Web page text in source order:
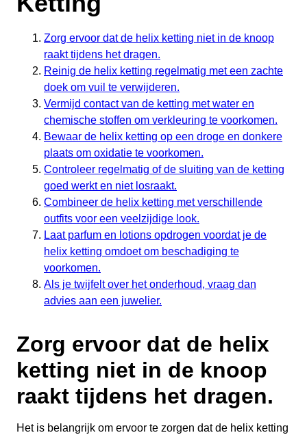
Zorg ervoor dat de helix ketting niet in de knoop
raakt tijdens het dragen.
Reinig de helix ketting regelmatig met een zachte
doek om vuil te verwijderen.
Vermijd contact van de ketting met water en
chemische stoffen om verkleuring te voorkomen.
Bewaar de helix ketting op een droge en donkere
plaats om oxidatie te voorkomen.
Controleer regelmatig of de sluiting van de ketting
goed werkt en niet losraakt.
Combineer de helix ketting met verschillende
outfits voor een veelzijdige look.
Laat parfum en lotions opdrogen voordat je de
helix ketting omdoet om beschadiging te
voorkomen.
Als je twijfelt over het onderhoud, vraag dan
advies aan een juwelier.
Zorg ervoor dat de helix
ketting niet in de knoop
raakt tijdens het dragen.
Het is belangrijk om ervoor te zorgen dat de helix ketting